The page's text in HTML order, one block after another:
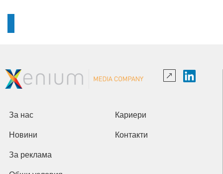
За нас Кариери
Новини Контакти
За реклама